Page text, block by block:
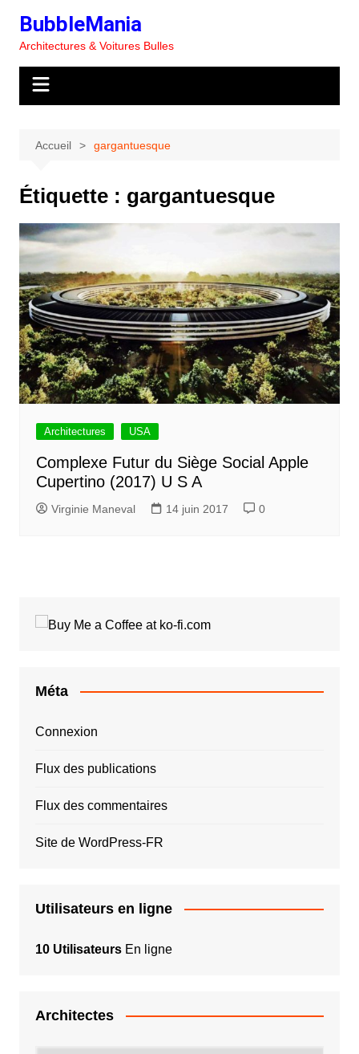
contenu
BubbleMania
Architectures & Voitures Bulles
Accueil gargantuesque
Étiquette : gargantuesque
Architectures USA
Complexe Futur du Siège Social Apple
Cupertino (2017) U S A
Virginie Maneval 14 juin 2017 0
Méta
Connexion
Flux des publications
Flux des commentaires
Site de WordPress-FR
Utilisateurs en ligne
10 UtilisateursEn ligne
Architectes